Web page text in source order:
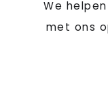
We
met ons